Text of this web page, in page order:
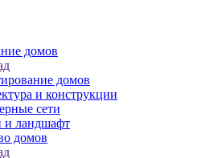
домов
домов
и конструкции
сети
и ландшафт
домов